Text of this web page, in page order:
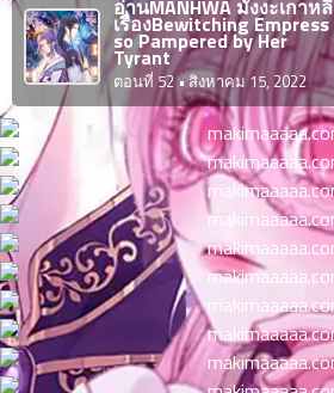
มังงะ NTR
บุ๊กมาร์ก
อ่านมังงะ
อ่านMANHWA มังงะเกาหลี
เรื่องBewitching Empress
so Pampered by Her
Tyrant
ตอนที่ 52 • สิงหาคม 15, 2022
ที่
7
ตอน
ที่
น
8
ตอน
ที่
น
9
ตอน
ที่
น
10